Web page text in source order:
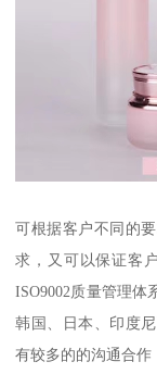
可根据客户不同的
求，又可以保证客
ISO9002质量管理体
韩国、日本、印度
有较多的的沟通合作